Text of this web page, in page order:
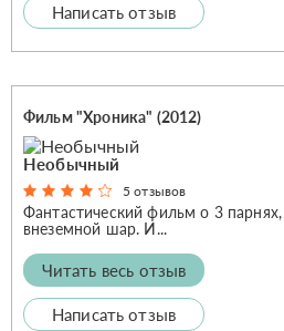
Написать отзыв
Фильм "Хроника" (2012)
Необычный
5 отзывов
Фантастический фильм о 3
внеземной шар. И...
Читать весь отзыв
Написать отзыв